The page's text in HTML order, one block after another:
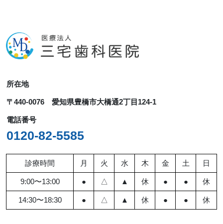
イ
ブ
所在地
〒440-0076 愛知県豊橋市大橋通2丁目124-1
電話番号
0120-82-5585
診療時間 月 火 水 木 金 土 日
9:00〜13:00 ● △ ▲ 休 ● ● 休
14:30〜18:30 ● △ ▲ 休 ● ● 休